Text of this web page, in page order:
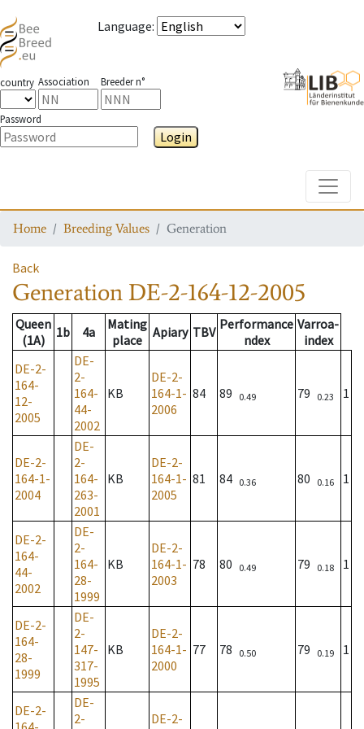
Language:
country Association Breeder n°
Password
Login
Home Breeding Values Generation
Back
Generation DE-2-164-12-2005
Queen
(1A)
1b 4a
Mating
place
Apiary TBV Performance
ndex
Varroa-
index
DE-2-
164-
12-
2005
DE-
2-
164-
44-
2002
KB
DE-2-
164-1-
2006
84 89 0.49 79 0.23 1
DE-2-
164-1-
2004
DE-
2-
164-
263-
2001
KB
DE-2-
164-1-
2005
81 84 0.36 80 0.16 1
DE-2-
164-
44-
2002
DE-
2-
164-
28-
1999
KB
DE-2-
164-1-
2003
78 80 0.49 79 0.18 1
DE-2-
164-
28-
1999
DE-
2-
147-
317-
1995
KB
DE-2-
164-1-
2000
77 78 0.50 79 0.19 1
DE-2-
DE-
2-
DE-2-